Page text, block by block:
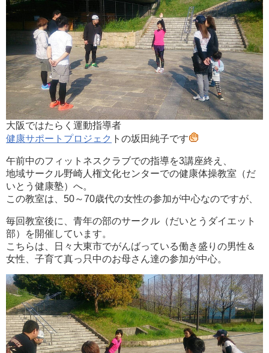
大阪ではたらく運動指導者
健康サポートプロジェク トの坂田純子です
午前中のフィットネスクラブでの指導を3講座終え、
地域サークル野崎人権文化センターでの健康体操教室（だ
いとう健康塾）へ。
この教室は、50～70歳代の女性の参加が中心なのですが、
毎回教室後に、青年の部のサークル（だいとうダイエット
部）を開催しています。
こちらは、日々大東市でがんばっている働き盛りの男性＆
女性、子育て真っ只中のお母さん達の参加が中心。